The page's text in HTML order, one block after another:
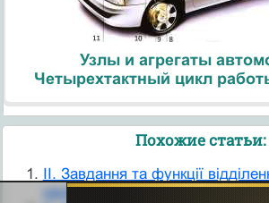
Узлы и агрегаты
Четырехтактный цикл
Похожие статьи:
II. Завдання та функції
надання соціальних послуг